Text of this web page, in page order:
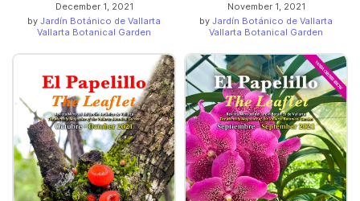
December 1, 2021
by Jardín Botánico de Vallarta
Vallarta Botanical Garden
November 1, 2021
by Jardín Botánico de Vallarta
Vallarta Botanical Garden